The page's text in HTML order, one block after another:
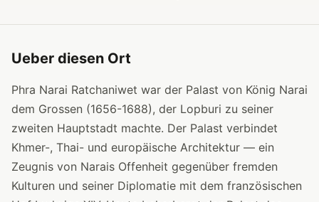
Ueber diesen Ort
Phra Narai Ratchaniwet war der Palast von König Narai
dem Grossen (1656-1688), der Lopburi zu seiner
zweiten Hauptstadt machte. Der Palast verbindet
Khmer-, Thai- und europäische Architektur — ein
Zeugnis von Narais Offenheit gegenüber fremden
Kulturen und seiner Diplomatie mit dem französischen